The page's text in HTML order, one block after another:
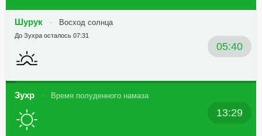
Шурук Восход солнца
05:40
До Зухра осталось 07:31
Зухр Время полуденного намаза
13:29